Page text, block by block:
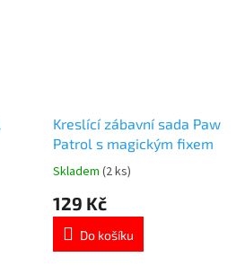
Kreslící zábavní sada Paw
Patrol s magickým fixem
Průměrné
produktu
4,7
Skladem (2 ks)
129 Kč
Do košíku